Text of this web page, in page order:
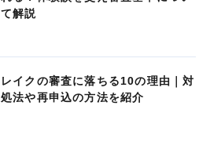
て解説
レイクの審査に落ちる10の理由｜対
処法や再申込の方法を紹介